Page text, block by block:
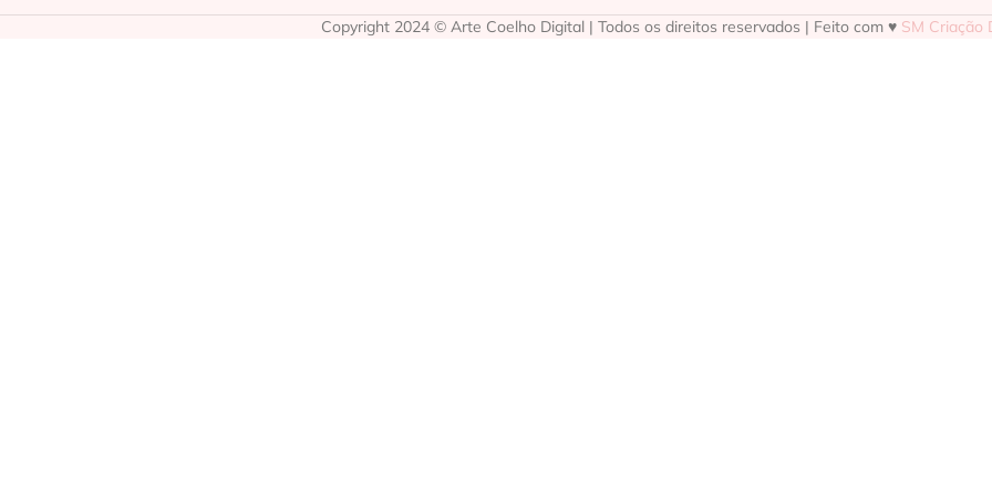
Copyright 2024 © Arte Coelho Digital | Todos os direitos reservados | Feito com ♥ SM Criação